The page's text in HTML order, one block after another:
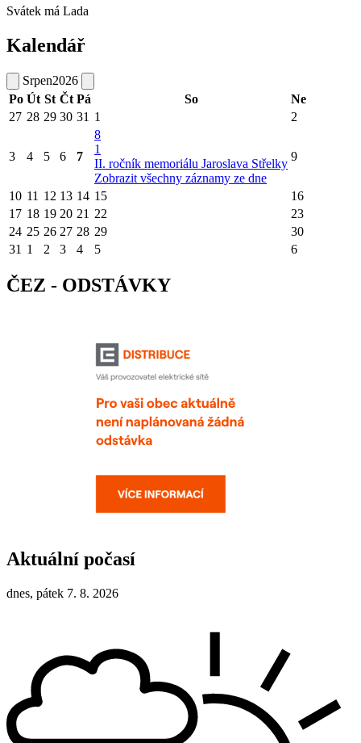
Svátek má Lada
Kalendář
Srpen2026
Po Út St Čt Pá So
Ne
27 28 29 30 31 1 2
3 4 5 6 7
8
1
II. ročník memoriálu Jaroslava Střelky
Zobrazit všechny záznamy ze dne
9
10 11 12 13 14 15
16
17 18 19 20 21 22
23
24 25 26 27 28 29
30
31 1 2 3 4 5 6
ČEZ - ODSTÁVKY
Aktuální počasí
dnes, pátek 7. 8. 2026